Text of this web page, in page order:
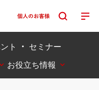
ト ・ セミナー
お役立ち情報